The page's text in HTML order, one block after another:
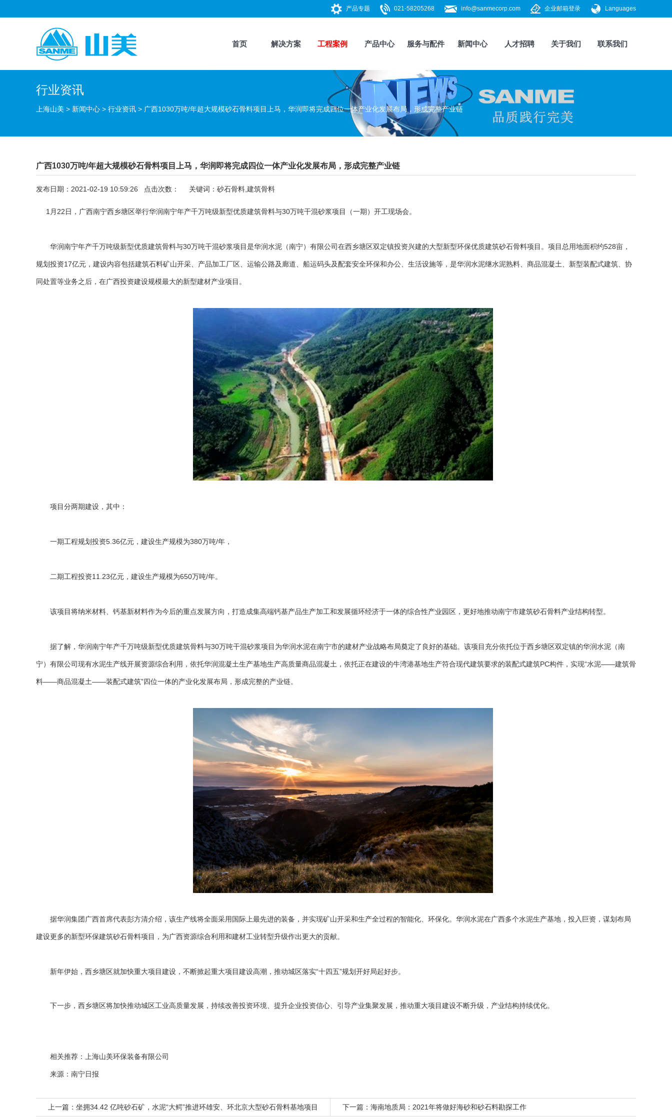
Languages
企业邮箱登录
info@sanmecorp.com
021-58205268
产品专题
首页 解决方案 工程案例 产品中心 服务与配件 新闻中心 人才招聘 关于我们 联系我们
行业资讯
上海山美 > 新闻中心 > 行业资讯 > 广西1030万吨/年超大规模砂石骨料项目上马，华润即将完成四位一体产业化发展布局，形成完整产业链
广西1030万吨/年超大规模砂石骨料项目上马，华润即将完成四位一体产业化发展布局，形成完整产业链
发布日期：2021-02-19 10:59:26 点击次数： 关键词：砂石骨料,建筑骨料
1月22日，广西南宁西乡塘区举行华润南宁年产千万吨级新型优质建筑骨料与30万吨干混砂浆项目（一期）开工现场会。
华润南宁年产千万吨级新型优质建筑骨料与30万吨干混砂浆项目是华润水泥（南宁）有限公司在西乡塘区双定镇投资兴建的大型新型环保优质建筑砂石骨料项目。项目总用地面积约528亩，
规划投资17亿元，建设内容包括建筑石料矿山开采、产品加工厂区、运输公路及廊道、船运码头及配套安全环保和办公、生活设施等，是华润水泥继水泥熟料、商品混凝土、新型装配式建筑、协
同处置等业务之后，在广西投资建设规模最大的新型建材产业项目。
项目分两期建设，其中：
一期工程规划投资5.36亿元，建设生产规模为380万吨/年，
二期工程投资11.23亿元，建设生产规模为650万吨/年。
该项目将纳米材料、钙基新材料作为今后的重点发展方向，打造成集高端钙基产品生产加工和发展循环经济于一体的综合性产业园区，更好地推动南宁市建筑砂石骨料产业结构转型。
据了解，华润南宁年产千万吨级新型优质建筑骨料与30万吨干混砂浆项目为华润水泥在南宁市的建材产业战略布局奠定了良好的基础。该项目充分依托位于西乡塘区双定镇的华润水泥（南
宁）有限公司现有水泥生产线开展资源综合利用，依托华润混凝土生产基地生产高质量商品混凝土，依托正在建设的牛湾港基地生产符合现代建筑要求的装配式建筑PC构件，实现“水泥——建筑骨
料——商品混凝土——装配式建筑”四位一体的产业化发展布局，形成完整的产业链。
据华润集团广西首席代表彭方清介绍，该生产线将全面采用国际上最先进的装备，并实现矿山开采和生产全过程的智能化、环保化。华润水泥在广西多个水泥生产基地，投入巨资，谋划布局
建设更多的新型环保建筑砂石骨料项目，为广西资源综合利用和建材工业转型升级作出更大的贡献。
新年伊始，西乡塘区就加快重大项目建设，不断掀起重大项目建设高潮，推动城区落实“十四五”规划开好局起好步。
下一步，西乡塘区将加快推动城区工业高质量发展，持续改善投资环境、提升企业投资信心、引导产业集聚发展，推动重大项目建设不断升级，产业结构持续优化。
相关推荐： 上海山美环保装备有限公司
来源：南宁日报
上一篇： 坐拥34.42 亿吨砂石矿，水泥“大鳄”推进环雄安、环北京大型砂石骨料基地项目 下一篇： 海南地质局：2021年将做好海砂和砂石料勘探工作